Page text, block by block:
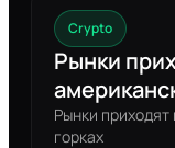
Crypto
Рынки
Рынки
горках